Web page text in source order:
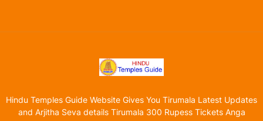
Hindu Temples Guide Website Gives You Tirumala Latest Updates
and Arjitha Seva details Tirumala 300 Rupess Tickets Anga